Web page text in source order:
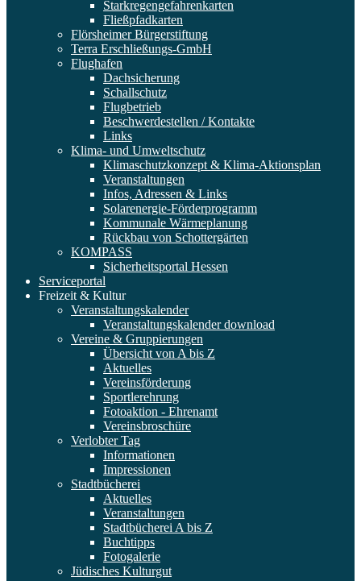
Starkregengefahrenkarten
Fließpfadkarten
Flörsheimer Bürgerstiftung
Terra Erschließungs-GmbH
Flughafen
Dachsicherung
Schallschutz
Flugbetrieb
Beschwerdestellen / Kontakte
Links
Klima- und Umweltschutz
Klimaschutzkonzept & Klima-Aktionsplan
Veranstaltungen
Infos, Adressen & Links
Solarenergie-Förderprogramm
Kommunale Wärmeplanung
Rückbau von Schottergärten
KOMPASS
Sicherheitsportal Hessen
Serviceportal
Freizeit & Kultur
Veranstaltungskalender
Veranstaltungskalender download
Vereine & Gruppierungen
Übersicht von A bis Z
Aktuelles
Vereinsförderung
Sportlerehrung
Fotoaktion - Ehrenamt
Vereinsbroschüre
Verlobter Tag
Informationen
Impressionen
Stadtbücherei
Aktuelles
Veranstaltungen
Stadtbücherei A bis Z
Buchtipps
Fotogalerie
Jüdisches Kulturgut